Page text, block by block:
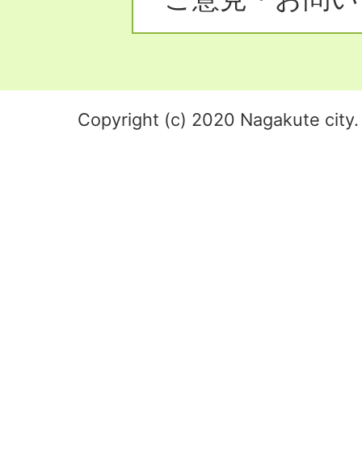
Copyright (c) 2020 Nagakute